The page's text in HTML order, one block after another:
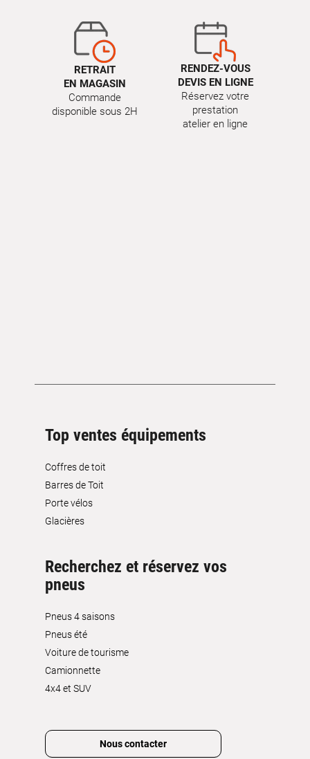
RETRAIT
EN MAGASIN
Commande
disponible sous 2H
RENDEZ-VOUS
DEVIS EN LIGNE
Réservez votre
prestation
atelier en ligne
Top ventes équipements
Coffres de toit
Barres de Toit
Porte vélos
Glacières
Recherchez et réservez vos
pneus
Pneus 4 saisons
Pneus été
Voiture de tourisme
Camionnette
4x4 et SUV
Nous contacter